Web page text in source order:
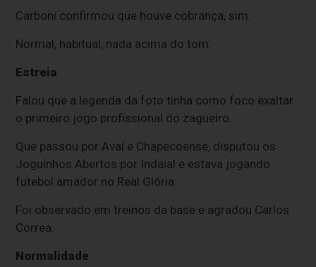
Carboni confirmou que houve cobrança, sim.
Normal, habitual, nada acima do tom.
Estreia
Falou que a legenda da foto tinha como foco exaltar
o primeiro jogo profissional do zagueiro.
Que passou por Avaí e Chapecoense, disputou os
Joguinhos Abertos por Indaial e estava jogando
futebol amador no Real Glória.
Foi observado em treinos da base e agradou Carlos
Correa.
Normalidade